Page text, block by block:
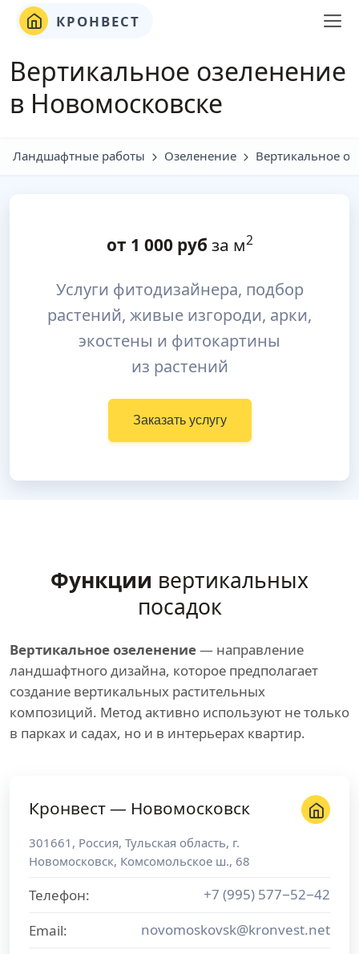
КРОНВЕСТ
Вертикальное озеленение
в Новомосковске
Ландшафтные работы Озеленение Вертикальное
от 1 000руб за м2
Услуги фитодизайнера, подбор
растений, живые изгороди, арки,
экостены и фитокартины
из растений
Заказать услугу
Функции вертикальных
посадок
Вертикальное озеленение— направление
ландшафтного дизайна, которое предполагает
создание вертикальных растительных
композиций. Метод активно используют не только
в парках и садах, но и в интерьерах квартир.
Кронвест — Новомосковск
301661 , Россия, Тульская область, г.
Новомосковск, Комсомольское ш., 68
Телефон:
+7 (995) 577−52−42
Email:
novomoskovsk@kronvest.net